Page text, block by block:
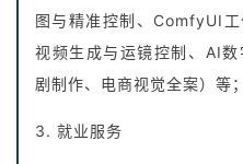
图与精准控制、ComfyUI
视频生成与运镜控制、AI
剧制作、电商视觉全案）等；
3. 就业服务